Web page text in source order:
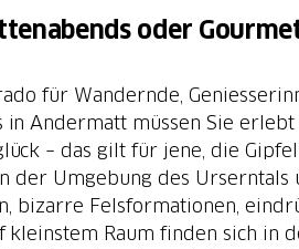
oder
für Wandernde,
in Andermatt müssen Sie
– das gilt für jene, die
der Umgebung des
bizarre Felsformationen,
Raum finden sich in